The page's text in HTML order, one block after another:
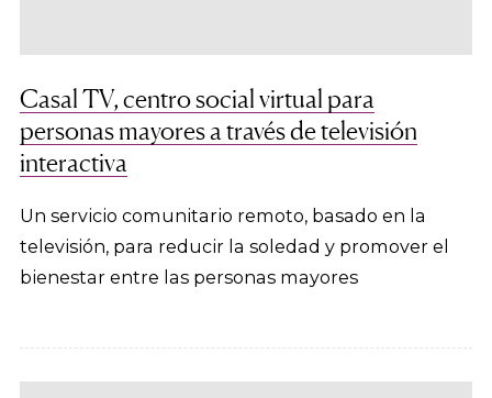
Casal TV, centro social virtual para
personas mayores a través de televisión
interactiva
Un servicio comunitario remoto, basado en la
televisión, para reducir la soledad y promover el
bienestar entre las personas mayores